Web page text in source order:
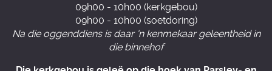
09h00 - 10h00 (kerkgebou)
09h00 - 10h00 (soetdoring)
Na die oggenddiens is daar 'n kenmekaar geleentheid in
die binnehof